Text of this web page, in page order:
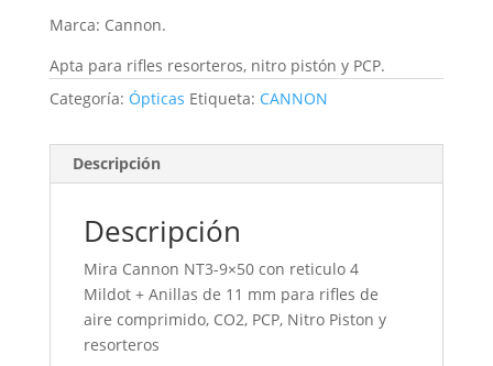
Marca: Cannon.
Apta para rifles resorteros, nitro pistón y PCP.
Categoría: Ópticas Etiqueta: CANNON
Descripción
Descripción
Mira Cannon NT3-9×50 con reticulo 4
Mildot + Anillas de 11 mm para rifles de
aire comprimido, CO2, PCP, Nitro Piston y
resorteros